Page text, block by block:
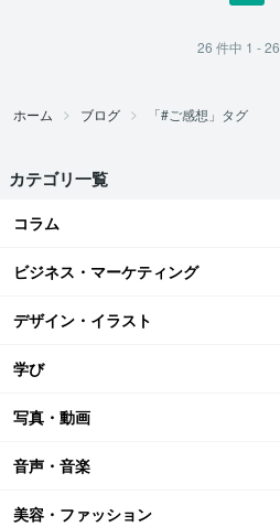
26 件中 1 - 26
ホーム ブログ 「#ご感想」タグ
カテゴリ一覧
コラム
ビジネス・マーケティング
デザイン・イラスト
学び
写真・動画
音声・音楽
美容・ファッション